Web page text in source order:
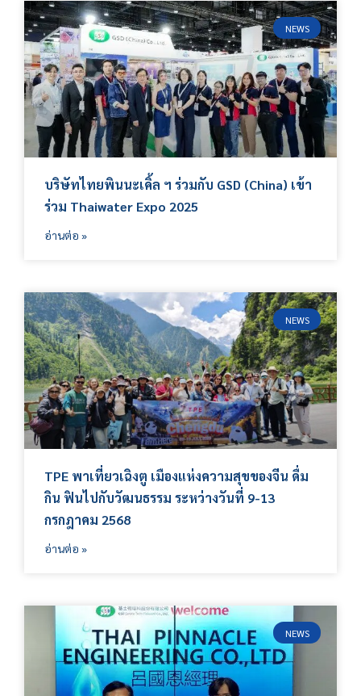
NEWS
บริษัทไทยพินนะเคิ้ล ฯ ร่วมกับ GSD (China) เข้า
ร่วม Thaiwater Expo 2025
อ่านต่อ »
NEWS
TPE พาเที่ยวเฉิงตู เมืองแห่งความสุขของจีน ดื่ม
กิน ฟินไปกับวัฒนธรรม ระหว่างวันที่ 9-13
กรกฎาคม 2568
อ่านต่อ »
NEWS